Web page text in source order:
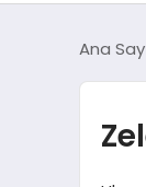
Ana